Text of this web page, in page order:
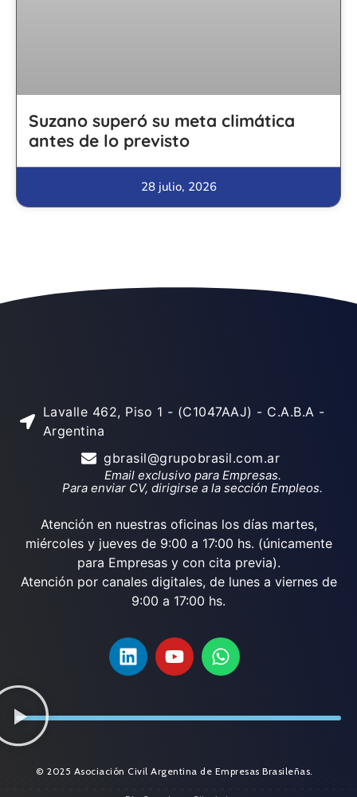
Suzano superó su meta climática
antes de lo previsto
28 julio, 2026
Lavalle 462, Piso 1 - (C1047AAJ) - C.A.B.A -
Argentina
gbrasil@grupobrasil.com.ar
Email exclusivo para Empresas.
Para enviar CV, dirigirse a la sección Empleos.
Atención en nuestras oficinas los días martes,
miércoles y jueves de 9:00 a 17:00 hs. (únicamente
para Empresas y con cita previa).
Atención por canales digitales, de lunes a viernes de
9:00 a 17:00 hs.
© 2025 Asociación Civil Argentina de Empresas Brasileñas.